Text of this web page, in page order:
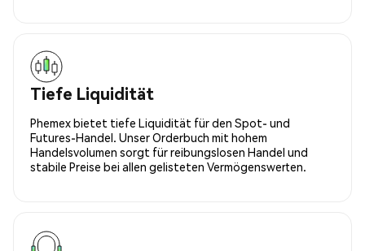
Tiefe Liquidität
Phemex bietet tiefe Liquidität für den Spot- und
Futures-Handel. Unser Orderbuch mit hohem
Handelsvolumen sorgt für reibungslosen Handel und
stabile Preise bei allen gelisteten Vermögenswerten.